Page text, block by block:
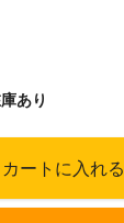
あり
カートに入れる